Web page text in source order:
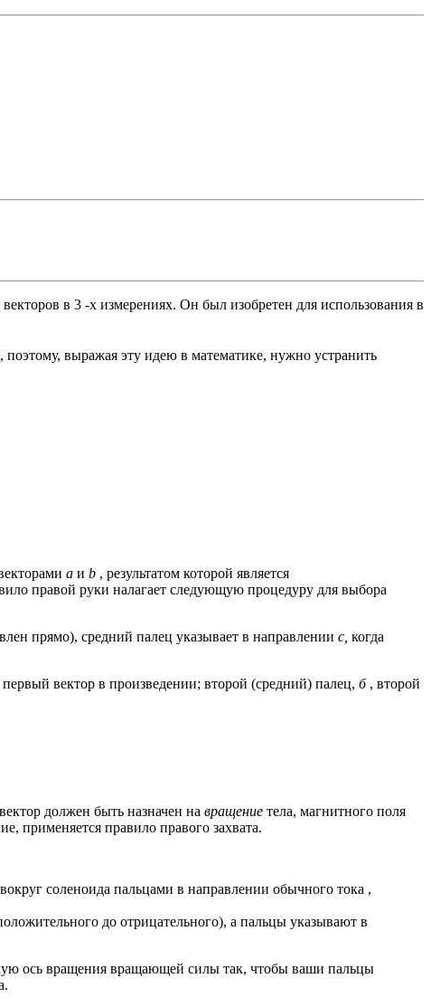
векторов в 3 -х измерениях. Он был изобретен для использования в
выражая эту идею в математике, нужно устранить
a и b , результатом которой является
правой руки налагает следующую процедуру для выбора
прямо), средний палец указывает в направлении c, когда
первый вектор в произведении; второй (средний) палец, б, второй
должен быть назначен на вращение тела, магнитного поля
применяется правило правого захвата.
соленоида пальцами в направлении обычного тока ,
до отрицательного), а пальцы указывают в
ось вращения вращающей силы так, чтобы ваши пальцы